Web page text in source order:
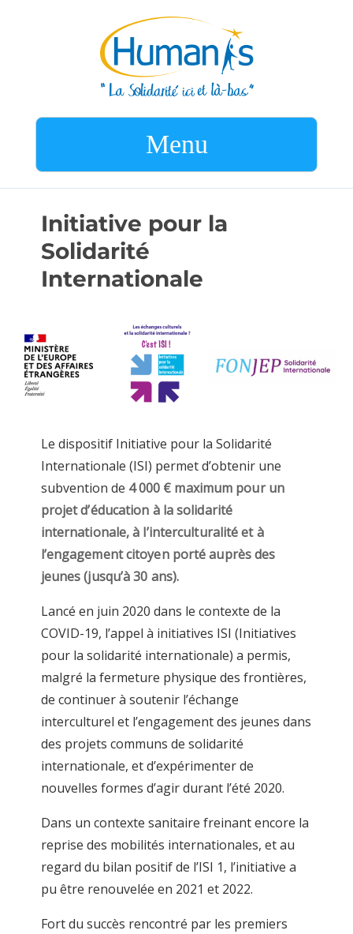
Menu
Initiative pour la
Solidarité
Internationale
Le dispositif Initiative pour la Solidarité
Internationale (ISI) permet d’obtenir une
subvention de 4 000 € maximum pour un
projet d’éducation à la solidarité
internationale, à l’interculturalité et à
l’engagement citoyen porté auprès des
jeunes (jusqu’à 30 ans).
Lancé en juin 2020 dans le contexte de la
COVID-19, l’appel à initiatives ISI (Initiatives
pour la solidarité internationale) a permis,
malgré la fermeture physique des frontières,
de continuer à soutenir l’échange
interculturel et l’engagement des jeunes dans
des projets communs de solidarité
internationale, et d’expérimenter de
nouvelles formes d’agir durant l’été 2020.
Dans un contexte sanitaire freinant encore la
reprise des mobilités internationales, et au
regard du bilan positif de l’ISI 1, l’initiative a
pu être renouvelée en 2021 et 2022.
Fort du succès rencontré par les premiers